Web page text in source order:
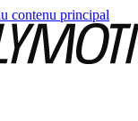
contenu principal